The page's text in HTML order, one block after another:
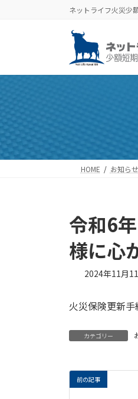
へ
キ
ッ
プ
ョ
に
移
動
ネットライフ火災少
HOME お知らせ
令和6
様に心
2024年11月
火災保険更新手
カテゴリー
前の記事